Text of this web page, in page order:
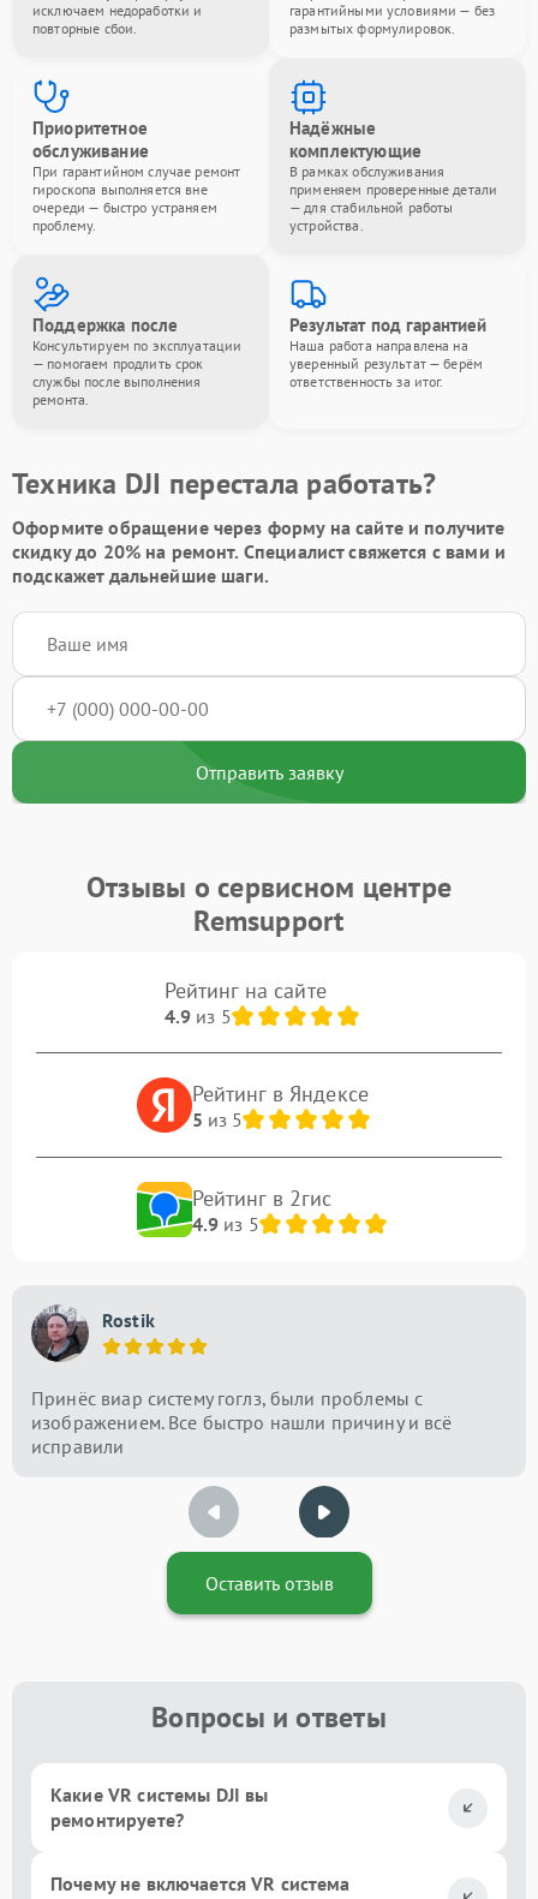
исключаем недоработки и
повторные сбои.
гарантийными условиями — без
размытых формулировок.
Приоритетное
обслуживание
При гарантийном случае ремонт
гироскопа выполняется вне
очереди — быстро устраняем
проблему.
Надёжные
комплектующие
В рамках обслуживания
применяем проверенные детали
— для стабильной работы
устройства.
Поддержка после
Консультируем по эксплуатации
— помогаем продлить срок
службы после выполнения
ремонта.
Результат под гарантией
Наша работа направлена на
уверенный результат — берём
ответственность за итог.
Техника DJI перестала работать?
Оформите обращение через форму на сайте и получите
скидку до 20%на ремонт. Специалист свяжется с вами и
подскажет дальнейшие шаги.
Отправить заявку
Отзывы о сервисном центре
Remsupport
Рейтинг на сайте
4.9из 5
Рейтинг в Яндексе
5 из 5
Рейтинг в 2гис
4.9из 5
Rostik
Принёс виар систему гоглз, были проблемы с
изображением. Все быстро нашли причину и всё
исправили
Оставить отзыв
Вопросы и ответы
Какие VR системы DJI вы
ремонтируете?
Почему не включается VR система